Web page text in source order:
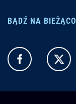
BĄDŹ NA BIEŻĄCO